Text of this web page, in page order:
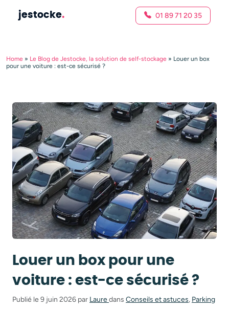
jestocke. 01 89 71 20 35
Home » Le Blog de Jestocke, la solution de self-stockage » Louer un box
pour une voiture : est-ce sécurisé ?
Louer un box pour une
voiture : est-ce sécurisé ?
Publié le 9 juin 2026 par Lauredans Conseils et astuces, Parking